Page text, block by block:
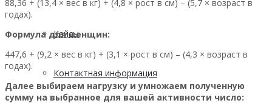
Кейсы
Контактная информация
88,36 + (13,4 × вес в кг) + (4,8 × рост в см) – (5,7 × возраст в
годах).
Формула для женщин:
447,6 + (9,2 × вес в кг) + (3,1 × рост в см) – (4,3 × возраст в
годах).
Далее выбираем нагрузку и умножаем полученную
сумму на выбранное для вашей активности число: